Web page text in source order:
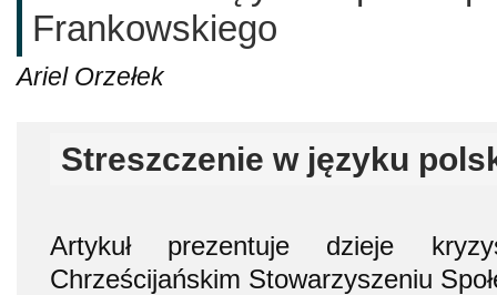
Frankowskiego
Ariel Orzełek
Streszczenie w języku
Artykuł prezentuje dzieje
Chrześcijańskim Stowarzyszeniu